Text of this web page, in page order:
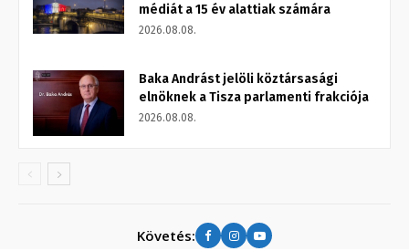
médiát a 15 év alattiak számára
2026.08.08.
Baka Andrást jelöli köztársasági
elnöknek a Tisza parlamenti frakciója
2026.08.08.
Követés: